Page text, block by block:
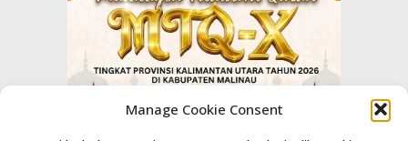
Manage Cookie Consent